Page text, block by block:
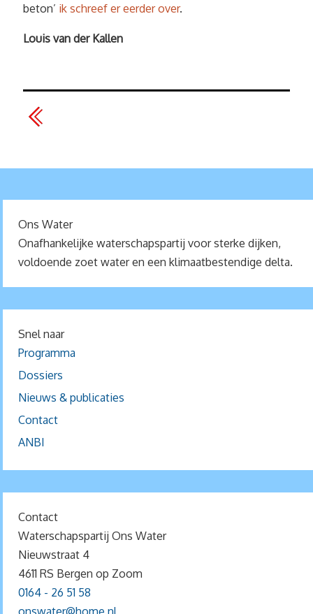
beton’ ik schreef er eerder over.
Louis van der Kallen
Ons Water
Onafhankelijke waterschapspartij voor sterke dijken,
voldoende zoet water en een klimaatbestendige delta.
Snel naar
Programma
Dossiers
Nieuws & publicaties
Contact
ANBI
Contact
Waterschapspartij Ons Water
Nieuwstraat 4
4611 RS Bergen op Zoom
0164 - 26 51 58